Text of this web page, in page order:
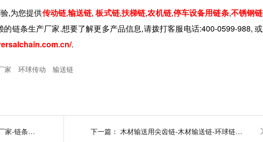
,为您提供传动链,输送链,板式链,扶梯链,农机链,停车设备用链条,不锈钢链
的链条生产厂家.想要了解更多产品信息,请拨打客服电话:400-0599-988, 或
.
家 环球传动
输送链
尖齿链-环球链条-输送链-链条厂家-链条型号-非标定制 下一篇： 木材输送用尖齿链-木材输送链-环球链条-链条厂家-链条型号-非标定制